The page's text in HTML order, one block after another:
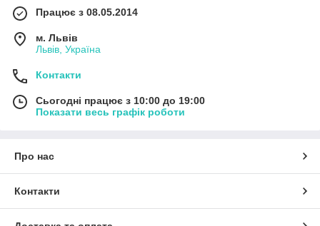
Працює з 08.05.2014
м. Львів
Львів, Україна
Контакти
Сьогодні працює з 10:00 до 19:00
Показати весь графік роботи
Про нас
Контакти